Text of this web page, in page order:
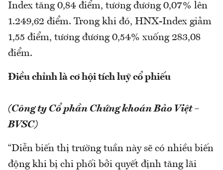
Index tăng 0,84 điểm, tương đương 0,07% lên
1.249,62 điểm. Trong khi đó, HNX-Index giảm
1,55 điểm, tương đương 0,54% xuống 283,08
điểm.
Điều chỉnh là cơ hội tích luỹ cổ phiếu
(Công ty Cổ phần Chứng khoán Bảo Việt –
BVSC)
“Diễn biến thị trường tuần này sẽ có nhiều biến
động khi bị chi phối bởi quyết định tăng lãi